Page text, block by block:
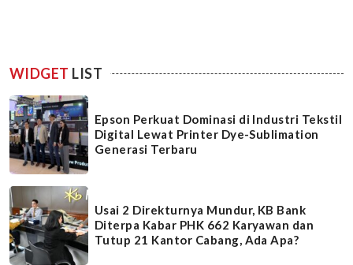
WIDGET LIST
Epson Perkuat Dominasi di Industri Tekstil
Digital Lewat Printer Dye-Sublimation
Generasi Terbaru
Usai 2 Direkturnya Mundur, KB Bank
Diterpa Kabar PHK 662 Karyawan dan
Tutup 21 Kantor Cabang, Ada Apa?